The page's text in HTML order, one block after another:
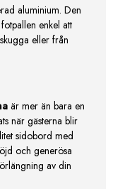
aluminium. Den
enkel att
eller från
är mer än bara en
när gästerna blir
sidobord med
och generösa
av din